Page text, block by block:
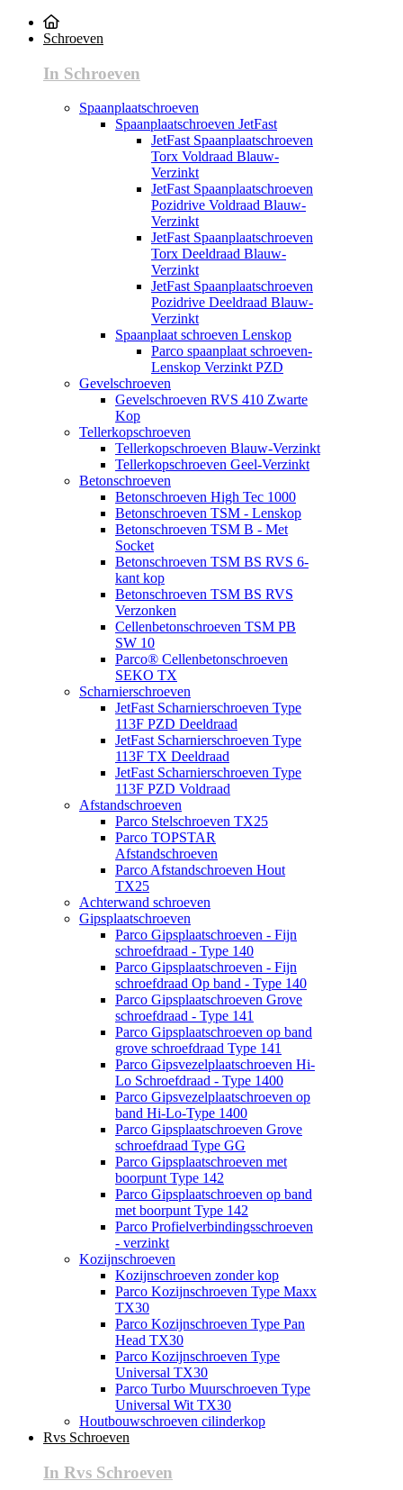
Schroeven
In Schroeven
Spaanplaatschroeven
Spaanplaatschroeven JetFast
JetFast Spaanplaatschroeven
Torx Voldraad Blauw-
Verzinkt
JetFast Spaanplaatschroeven
Pozidrive Voldraad Blauw-
Verzinkt
JetFast Spaanplaatschroeven
Torx Deeldraad Blauw-
Verzinkt
JetFast Spaanplaatschroeven
Pozidrive Deeldraad Blauw-
Verzinkt
Spaanplaat schroeven Lenskop
Parco spaanplaat schroeven-
Lenskop Verzinkt PZD
Gevelschroeven
Gevelschroeven RVS 410 Zwarte
Kop
Tellerkopschroeven
Tellerkopschroeven Blauw-Verzinkt
Tellerkopschroeven Geel-Verzinkt
Betonschroeven
Betonschroeven High Tec 1000
Betonschroeven TSM - Lenskop
Betonschroeven TSM B - Met
Socket
Betonschroeven TSM BS RVS 6-
kant kop
Betonschroeven TSM BS RVS
Verzonken
Cellenbetonschroeven TSM PB
SW 10
Parco® Cellenbetonschroeven
SEKO TX
Scharnierschroeven
JetFast Scharnierschroeven Type
113F PZD Deeldraad
JetFast Scharnierschroeven Type
113F TX Deeldraad
JetFast Scharnierschroeven Type
113F PZD Voldraad
Afstandschroeven
Parco Stelschroeven TX25
Parco TOPSTAR
Afstandschroeven
Parco Afstandschroeven Hout
TX25
Achterwand schroeven
Gipsplaatschroeven
Parco Gipsplaatschroeven - Fijn
schroefdraad - Type 140
Parco Gipsplaatschroeven - Fijn
schroefdraad Op band - Type 140
Parco Gipsplaatschroeven Grove
schroefdraad - Type 141
Parco Gipsplaatschroeven op band
grove schroefdraad Type 141
Parco Gipsvezelplaatschroeven Hi-
Lo Schroefdraad - Type 1400
Parco Gipsvezelplaatschroeven op
band Hi-Lo-Type 1400
Parco Gipsplaatschroeven Grove
schroefdraad Type GG
Parco Gipsplaatschroeven met
boorpunt Type 142
Parco Gipsplaatschroeven op band
met boorpunt Type 142
Parco Profielverbindingsschroeven
- verzinkt
Kozijnschroeven
Kozijnschroeven zonder kop
Parco Kozijnschroeven Type Maxx
TX30
Parco Kozijnschroeven Type Pan
Head TX30
Parco Kozijnschroeven Type
Universal TX30
Parco Turbo Muurschroeven Type
Universal Wit TX30
Houtbouwschroeven cilinderkop
Rvs Schroeven
In Rvs Schroeven